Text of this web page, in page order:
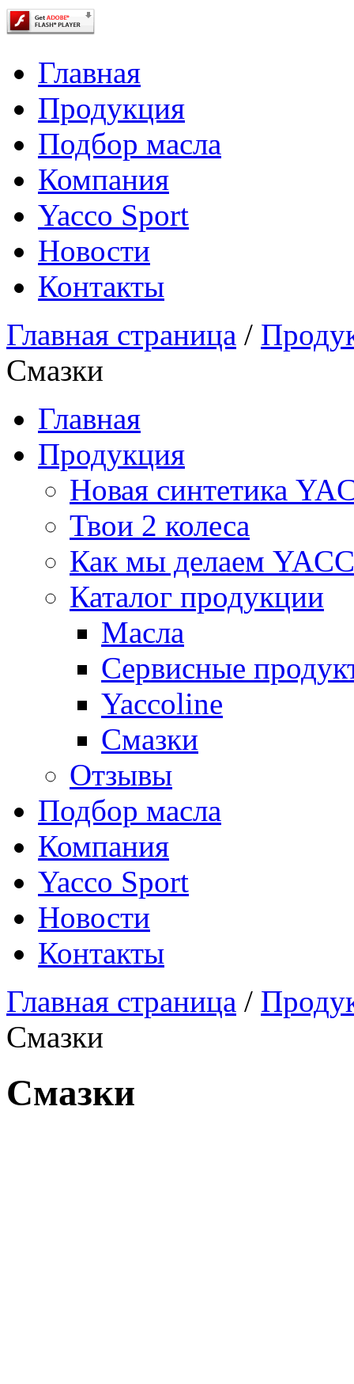
Главная
Продукция
Подбор масла
Компания
Yacco Sport
Новости
Контакты
Главная страница /
Смазки
Главная
Продукция
Новая синтетика
Твои 2 колеса
Как мы делаем
Каталог продукции
Масла
Сервисные
Yaccoline
Смазки
Отзывы
Подбор масла
Компания
Yacco Sport
Новости
Контакты
Главная страница /
Смазки
Смазки